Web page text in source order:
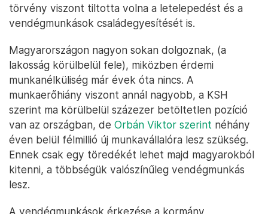
törvény viszont tiltotta volna a letelepedést és a
vendégmunkások családegyesítését is.
Magyarországon nagyon sokan dolgoznak, (a
lakosság körülbelül fele), miközben érdemi
munkanélküliség már évek óta nincs. A
munkaerőhiány viszont annál nagyobb, a KSH
szerint ma körülbelül százezer betöltetlen pozíció
van az országban, de Orbán Viktor szerint néhány
éven belül félmillió új munkavállalóra lesz szükség.
Ennek csak egy töredékét lehet majd magyarokból
kitenni, a többségük valószínűleg vendégmunkás
lesz.
A vendégmunkások érkezése a kormány